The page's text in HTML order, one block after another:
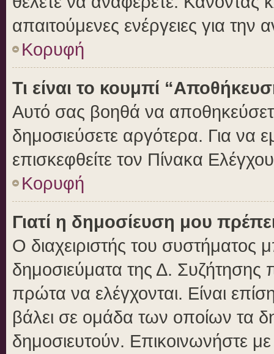
απαιτούμενες ενέργειες για την
Κορυφή
Τι είναι το κουμπί
Αυτό σας βοηθά να
δημοσιεύσετε αργότερα. Για να
επισκεφθείτε τον Πίνακα
Κορυφή
Γιατί η δημοσίευση μου
Ο διαχειριστής του συστήματος
δημοσιεύματα της Δ. Συζήτησης
πρώτα να ελέγχονται. Είναι
βάλει σε ομάδα των οποίων τα
δημοσιευτούν. Επικοινωνήστε